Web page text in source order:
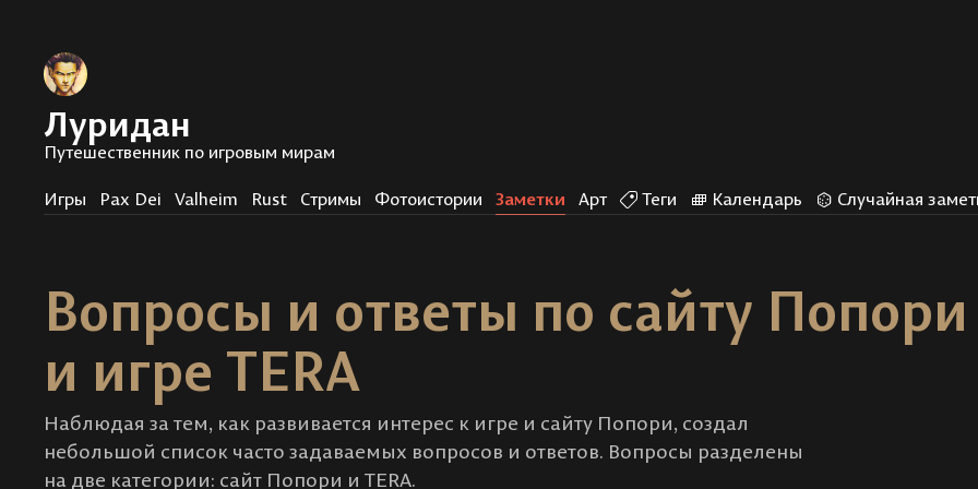
Луридан
Путешественник по игровым мирам
Игры Pax Dei Valheim Rust Стримы Фотоистории Заметки Арт Теги Календарь Случайная
Вопросы и ответы по сайту Попори
и игре TERA
Наблюдая за тем, как развивается интерес к игре и сайту Попори, создал
небольшой список часто задаваемых вопросов и ответов. Вопросы разделены
на две категории: сайт Попори и TERA.